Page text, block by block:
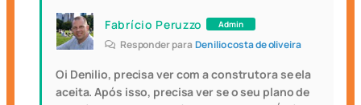
Fabrício Peruzzo Admin
Responder paraDenilio costa de oliveira
Oi Denilio, precisa ver com a construtora se ela
aceita. Após isso, precisa ver se o seu plano de